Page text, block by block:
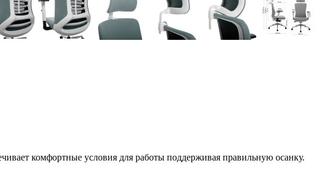
комфортные условия для работы поддерживая правильную осанку.